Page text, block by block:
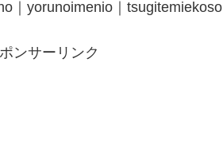
｜yorunoimenio｜tsugitemiekoso
ンサーリンク